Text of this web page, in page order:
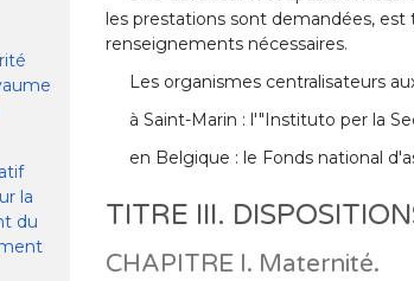
la
du
les prestations sont demandées,
renseignements nécessaires.
Les organismes centralisateurs
à Saint-Marin : l'"Instituto per la
en Belgique : le Fonds national
TITRE III.
CHAPITRE I. Maternité.